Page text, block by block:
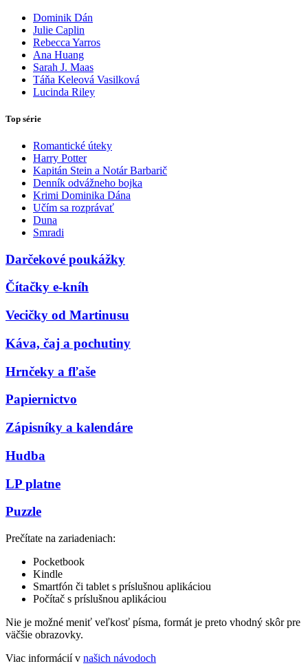
Dominik Dán
Julie Caplin
Rebecca Yarros
Ana Huang
Sarah J. Maas
Táňa Keleová Vasilková
Lucinda Riley
Top série
Romantické úteky
Harry Potter
Kapitán Stein a Notár Barbarič
Denník odvážneho bojka
Krimi Dominika Dána
Učím sa rozprávať
Duna
Smradi
Darčekové poukážky
Čítačky e-kníh
Vecičky od Martinusu
Káva, čaj a pochutiny
Hrnčeky a fľaše
Papiernictvo
Zápisníky a kalendáre
Hudba
LP platne
Puzzle
Prečítate na zariadeniach:
Pocketbook
Kindle
Smartfón či tablet s príslušnou aplikáciou
Počítač s príslušnou aplikáciou
Nie je možné meniť veľkosť písma, formát je preto vhodný skôr pre
väčšie obrazovky.
Viac informácií v našich návodoch